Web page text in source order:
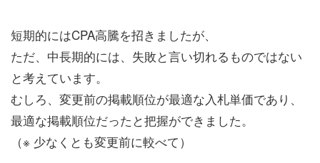
短期的にはCPA高騰を招きましたが、
ただ、中長期的には、失敗と言い切れるものではない
と考えています。
むしろ、変更前の掲載順位が最適な入札単価であり、
最適な掲載順位だったと把握ができました。
（※ 少なくとも変更前に較べて）